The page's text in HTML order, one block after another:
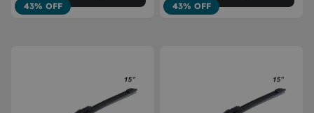
43% OFF 43% OFF